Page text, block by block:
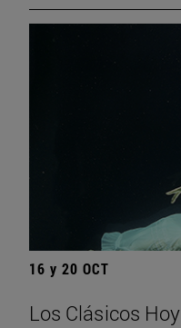
16 y 20 OCT
Los Clásicos Hoy